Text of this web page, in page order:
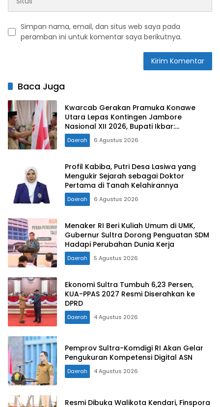
Simpan nama, email, dan situs web saya pada
peramban ini untuk komentar saya berikutnya.
Baca Juga
Kwarcab Gerakan Pramuka Konawe
Utara Lepas Kontingen Jambore
Nasional XII 2026, Bupati Ikbar:
Tunjukkan Karakter Generasi Muda
Konut yang Disiplin dan Berprestasi
Daerah 6 Agustus 2026
Profil Kabiba, Putri Desa Lasiwa yang
Mengukir Sejarah sebagai Doktor
Pertama di Tanah Kelahirannya
Daerah 6 Agustus 2026
Menaker RI Beri Kuliah Umum di UMK,
Gubernur Sultra Dorong Penguatan SDM
Hadapi Perubahan Dunia Kerja
Daerah 5 Agustus 2026
Ekonomi Sultra Tumbuh 6,23 Persen,
KUA-PPAS 2027 Resmi Diserahkan ke
DPRD
Daerah 4 Agustus 2026
Pemprov Sultra-Komdigi RI Akan Gelar
Pengukuran Kompetensi Digital ASN
Daerah 4 Agustus 2026
Resmi Dibuka Walikota Kendari, Finspora